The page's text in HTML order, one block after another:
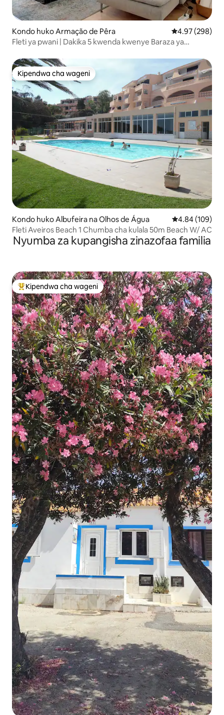
Kondo huko Armação de Pêra Ukadiriaji wa
4.97 (298)
Fleti ya pwani | Dakika 5 kwenda kwenye Baraza ya
Kipendwa cha wageni
Kipendwa cha wageni
Kondo huko Albufeira na Olhos de Água Ukadiriaji wa
4.84 (109)
Fleti Aveiros Beach 1 Chumba cha kulala 50m Beach W/ AC
Nyumba za kupangisha zinazofaa familia
Kipendwa maarufu cha wageni
Kipendwa cha wageni